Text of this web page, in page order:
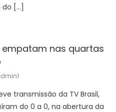
do […]
empatam nas quartas
transmissão da TV Brasil,
do 0 a 0, na abertura da